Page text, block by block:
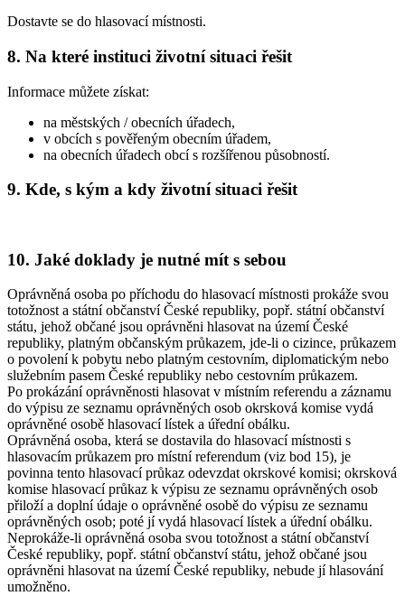
Dostavte se do hlasovací místnosti.
8. Na které instituci životní situaci řešit
Informace můžete získat:
na městských / obecních úřadech,
v obcích s pověřeným obecním úřadem,
na obecních úřadech obcí s rozšířenou působností.
9. Kde, s kým a kdy životní situaci řešit
10. Jaké doklady je nutné mít s sebou
Oprávněná osoba po příchodu do hlasovací místnosti prokáže svou
totožnost a státní občanství České republiky, popř. státní občanství
státu, jehož občané jsou oprávněni hlasovat na území České
republiky, platným občanským průkazem, jde-li o cizince, průkazem
o povolení k pobytu nebo platným cestovním, diplomatickým nebo
služebním pasem České republiky nebo cestovním průkazem.
Po prokázání oprávněnosti hlasovat v místním referendu a záznamu
do výpisu ze seznamu oprávněných osob okrsková komise vydá
oprávněné osobě hlasovací lístek a úřední obálku.
Oprávněná osoba, která se dostavila do hlasovací místnosti s
hlasovacím průkazem pro místní referendum (viz bod 15), je
povinna tento hlasovací průkaz odevzdat okrskové komisi; okrsková
komise hlasovací průkaz k výpisu ze seznamu oprávněných osob
přiloží a doplní údaje o oprávněné osobě do výpisu ze seznamu
oprávněných osob; poté jí vydá hlasovací lístek a úřední obálku.
Neprokáže-li oprávněná osoba svou totožnost a státní občanství
České republiky, popř. státní občanství státu, jehož občané jsou
oprávněni hlasovat na území České republiky, nebude jí hlasování
umožněno.